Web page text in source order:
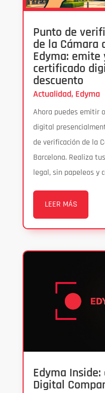
Punto de
de la Cámara
Edyma: emite
certificado
descuento
Actualidad, Edyma
Ahora puedes emitir
digital
de verificación de la
Barcelona. Realiza
legal, sin papeleos y
LEER MÁS
Edyma Inside:
Digital